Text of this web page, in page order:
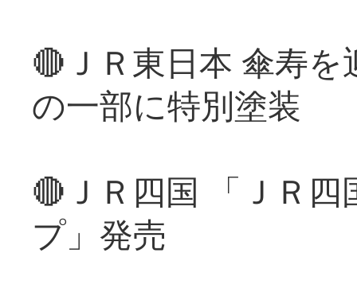
🔴ＪＲ東日本 傘寿
の一部に特別塗装
🔴ＪＲ四国 「ＪＲ
プ」発売